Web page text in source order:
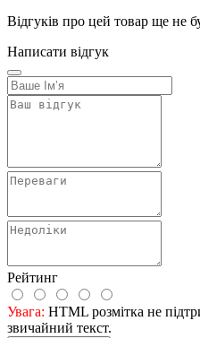
Відгуків про цей товар ще не
Написати відгук
Рейтинг
Увага: HTML розмітка не
звичайний текст.